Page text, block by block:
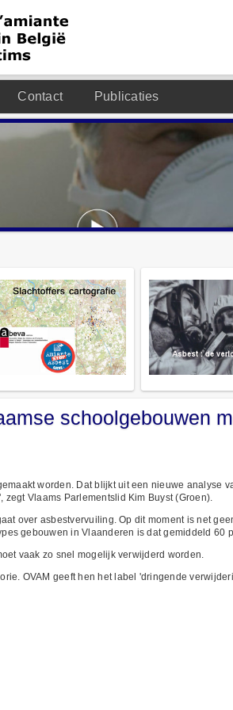
Contact Publicaties
schoolgebouwen
worden. Dat blijkt uit een nieuwe analyse
Vlaams Parlementslid Kim Buyst (Groen).
over asbestvervuiling. Op dit moment is net
gebouwen in Vlaanderen is dat gemiddeld 60
vaak zo snel mogelijk verwijderd worden.
OVAM geeft hen het label 'dringende